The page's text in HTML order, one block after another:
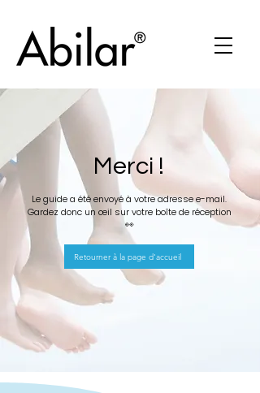
Merci !
Le guide a été envoyé à votre adresse e-mail.
Gardez donc un œil sur votre boîte de réception
👀
Retourner à la page d'accueil